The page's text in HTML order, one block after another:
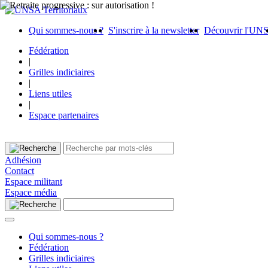
Qui sommes-nous ? S'inscrire à la newsletter Découvrir
Fédération
|
Grilles indiciaires
|
Liens utiles
|
Espace partenaires
Adhésion
Contact
Espace militant
Espace média
Qui sommes-nous ?
Fédération
Grilles indiciaires